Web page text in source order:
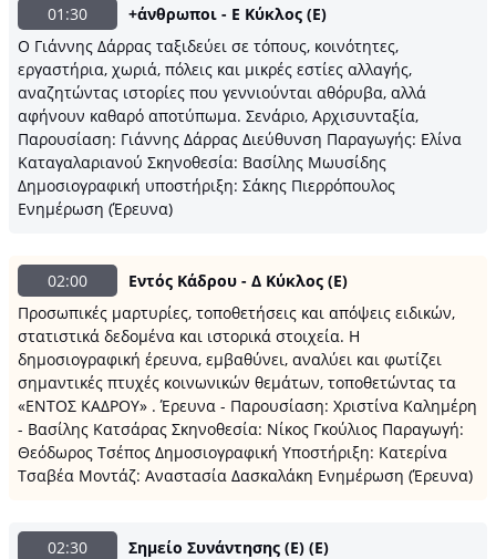
01:30
+άνθρωποι - Ε Κύκλος (E)
Ο Γιάννης Δάρρας ταξιδεύει σε τόπους, κοινότητες,
εργαστήρια, χωριά, πόλεις και μικρές εστίες αλλαγής,
αναζητώντας ιστορίες που γεννιούνται αθόρυβα, αλλά
αφήνουν καθαρό αποτύπωμα. Σενάριο, Αρχισυνταξία,
Παρουσίαση: Γιάννης Δάρρας Διεύθυνση Παραγωγής: Ελίνα
Καταγαλαριανού Σκηνοθεσία: Βασίλης Μωυσίδης
Δημοσιογραφική υποστήριξη: Σάκης Πιερρόπουλος
Ενημέρωση (Έρευνα)
02:00
Εντός Κάδρου - Δ Κύκλος (E)
Προσωπικές μαρτυρίες, τοποθετήσεις και απόψεις ειδικών,
στατιστικά δεδομένα και ιστορικά στοιχεία. Η
δημοσιογραφική έρευνα, εμβαθύνει, αναλύει και φωτίζει
σημαντικές πτυχές κοινωνικών θεμάτων, τοποθετώντας τα
«ΕΝΤΟΣ ΚΑΔΡΟΥ» . Έρευνα - Παρουσίαση: Χριστίνα Καλημέρη
- Βασίλης Κατσάρας Σκηνοθεσία: Νίκος Γκούλιος Παραγωγή:
Θεόδωρος Τσέπος Δημοσιογραφική Υποστήριξη: Κατερίνα
Τσαβέα Μοντάζ: Αναστασία Δασκαλάκη Ενημέρωση (Έρευνα)
02:30
Σημείο Συνάντησης (E) (E)